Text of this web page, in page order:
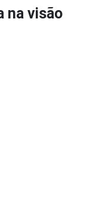
na visão